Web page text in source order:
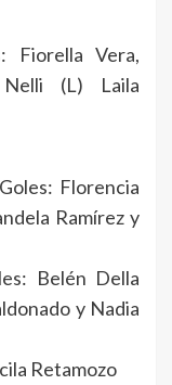
Fiorella Vera,
(L) Laila
Goles: Florencia
Ramírez y
Belén Della
y Nadia
Retamozo